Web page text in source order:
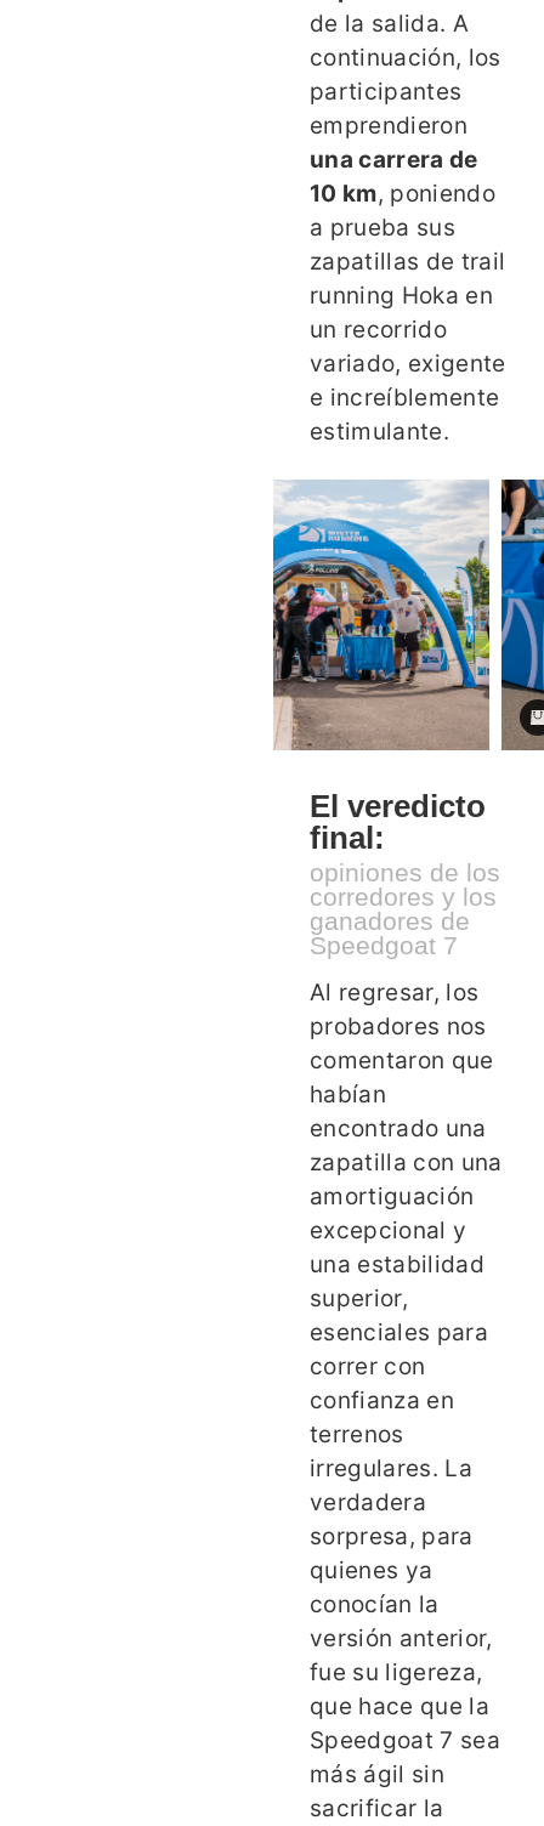
de la salida. A
continuación, los
participantes
emprendieron
una carrera de
10 km, poniendo
a prueba sus
zapatillas de trail
running Hoka en
un recorrido
variado, exigente
e increíblemente
estimulante.
El veredicto
final:
opiniones de los
corredores y los
ganadores de
Speedgoat 7
Al regresar, los
probadores nos
comentaron que
habían
encontrado una
zapatilla con una
amortiguación
excepcional y
una estabilidad
superior,
esenciales para
correr con
confianza en
terrenos
irregulares. La
verdadera
sorpresa, para
quienes ya
conocían la
versión anterior,
fue su ligereza,
que hace que la
Speedgoat 7 sea
más ágil sin
sacrificar la